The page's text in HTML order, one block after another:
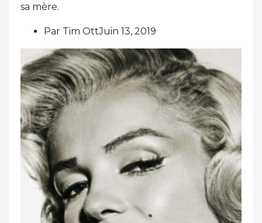
sa mère.
Par Tim OttJuin 13, 2019